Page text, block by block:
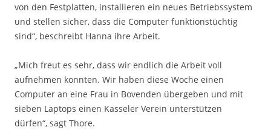
von den Festplatten, installieren ein neues Betriebssystem
und stellen sicher, dass die Computer funktionstüchtig
sind“, beschreibt Hanna ihre Arbeit.
„Mich freut es sehr, dass wir endlich die Arbeit voll
aufnehmen konnten. Wir haben diese Woche einen
Computer an eine Frau in Bovenden übergeben und mit
sieben Laptops einen Kasseler Verein unterstützen
dürfen“, sagt Thore.